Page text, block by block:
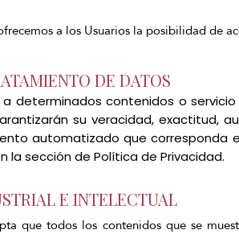
a los Usuarios la posibilidad de
DE DATOS
determinados contenidos o
su veracidad, exactitud,
automatizado que corresponda
la sección de Política de Privacidad.
E INTELECTUAL
que todos los contenidos que se